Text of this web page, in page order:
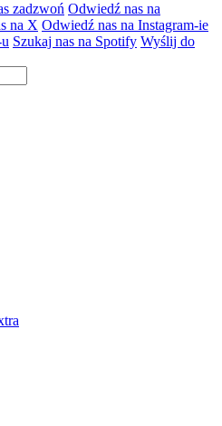
zadzwoń Odwiedź nas na
na X Odwiedź nas na Instagram-ie
Szukaj nas na Spotify Wyślij do